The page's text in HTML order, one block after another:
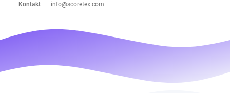
Kontakt
info@scoretex.com